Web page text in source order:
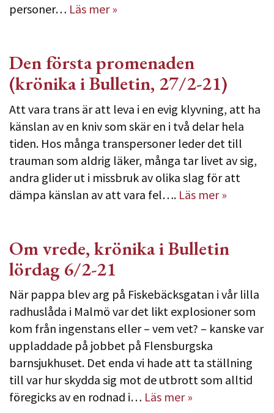
personer… Läs mer »
Den första promenaden
(krönika i Bulletin, 27/2-21)
Att vara trans är att leva i en evig klyvning, att ha
känslan av en kniv som skär en i två delar hela
tiden. Hos många transpersoner leder det till
trauman som aldrig läker, många tar livet av sig,
andra glider ut i missbruk av olika slag för att
dämpa känslan av att vara fel…. Läs mer »
Om vrede, krönika i Bulletin
lördag 6/2-21
När pappa blev arg på Fiskebäcksgatan i vår lilla
radhuslåda i Malmö var det likt explosioner som
kom från ingenstans eller – vem vet? – kanske var
uppladdade på jobbet på Flensburgska
barnsjukhuset. Det enda vi hade att ta ställning
till var hur skydda sig mot de utbrott som alltid
föregicks av en rodnad i… Läs mer »